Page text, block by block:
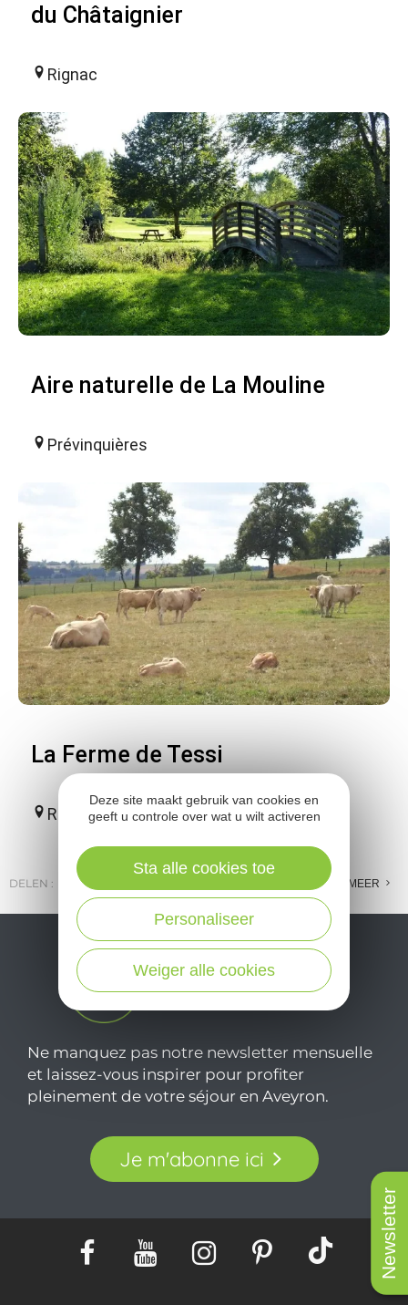
Newsletter
du Châtaignier
Rignac
Aire naturelle de La Mouline
Prévinquières
La Ferme de Tessi
Rignac
DELEN : E-MAIL FACEBOOK MEER
Ne manquez pas notre newsletter mensuelle
et laissez-vous inspirer pour profiter
pleinement de votre séjour en Aveyron.
Je m'abonne ici
Deze site maakt gebruik van cookies en
geeft u controle over wat u wilt activeren
Weiger alle cookies
Personaliseer
Sta alle cookies toe